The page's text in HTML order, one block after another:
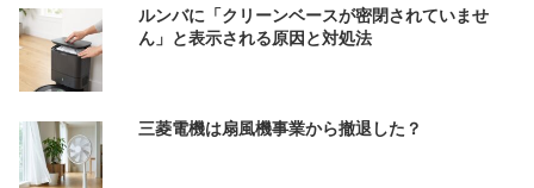
ルンバに「クリーンベースが密閉されていませ
ん」と表示される原因と対処法
三菱電機は扇風機事業から撤退した？